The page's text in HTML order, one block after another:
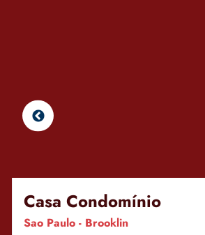
Casa Condomínio
Sao Paulo - Brooklin